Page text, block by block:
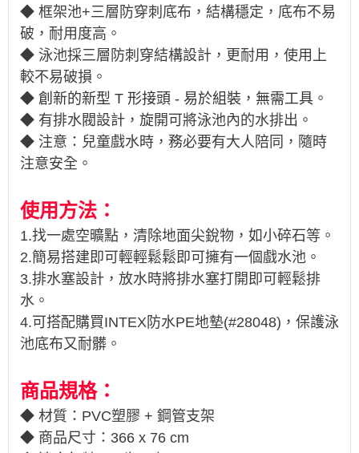
◆ 框架池+三層防穿刺底布，結構穩定，底布不易
破，耐用度高。
◆ 泳池採三層防刺穿結構設計，更耐用，使用上
較不易破損。
◆ 創新的新型 T 形接頭 - 易於組裝，無需工具 。
◆ 有排水閥設計，旋開可將泳池內的水排出。
◆ 注意：兒童戲水時，務必要有大人陪同，隨時
注意安全。
使用方法：
1.找一處空曠點，清除地面尖銳物，如小碎石等。
2.簡易搭建即可輕輕鬆鬆即可擁有一個戲水池。
3.排水塞設計，放水時將排水塞打開即可輕鬆排
水。
4.可搭配購買INTEX防水PE地墊(#28048)，保護泳
池底布又耐髒。
商品規格：
◆ 材質：PVC塑膠 + 鋼管支架
◆ 商品尺寸：366 x 76 cm